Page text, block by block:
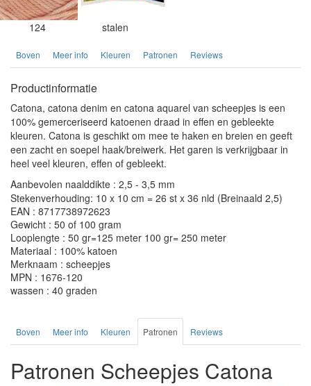
124 stalen
Boven Meer info Kleuren Patronen Reviews
Productinformatie
Catona, catona denim en catona aquarel van scheepjes is een
100% gemerceriseerd katoenen draad in effen en gebleekte
kleuren. Catona is geschikt om mee te haken en breien en geeft
een zacht en soepel haak/breiwerk. Het garen is verkrijgbaar in
heel veel kleuren, effen of gebleekt.
Aanbevolen naalddikte : 2,5 - 3,5 mm
Stekenverhouding: 10 x 10 cm = 26 st x 36 nld (Breinaald 2,5)
EAN : 8717738972623
Gewicht : 50 of 100 gram
Looplengte : 50 gr=125 meter 100 gr= 250 meter
Materiaal : 100% katoen
Merknaam : scheepjes
MPN : 1676-120
wassen : 40 graden
Boven Meer info Kleuren Patronen Reviews
Patronen Scheepjes Catona